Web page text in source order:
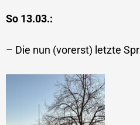
So 13.03.:
– Die nun (vorerst) letzte